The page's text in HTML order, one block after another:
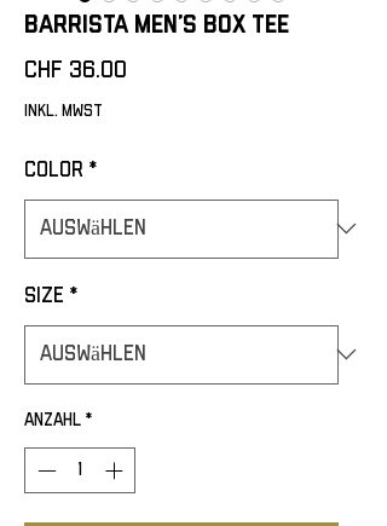
Barrista Men’s box tee
CHF 36.00
inkl. MwSt
Color *
Size *
Anzahl *